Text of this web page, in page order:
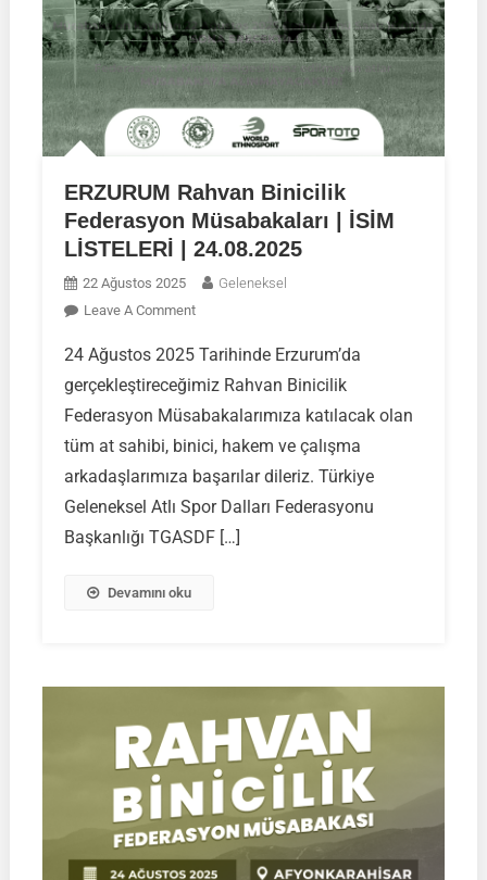
ERZURUM Rahvan Binicilik
Federasyon Müsabakaları | İSİM
LİSTELERİ | 24.08.2025
22 Ağustos 2025
Geleneksel
Leave A CommentOn
Rahvan
Binicilik
Federasyon
İSİM
LİSTELERİ
|
24 Ağustos 2025 Tarihinde Erzurum’da
gerçekleştireceğimiz Rahvan Binicilik
Federasyon Müsabakalarımıza katılacak olan
tüm at sahibi, binici, hakem ve çalışma
arkadaşlarımıza başarılar dileriz. Türkiye
Geleneksel Atlı Spor Dalları Federasyonu
Başkanlığı TGASDF […]
Devamını oku